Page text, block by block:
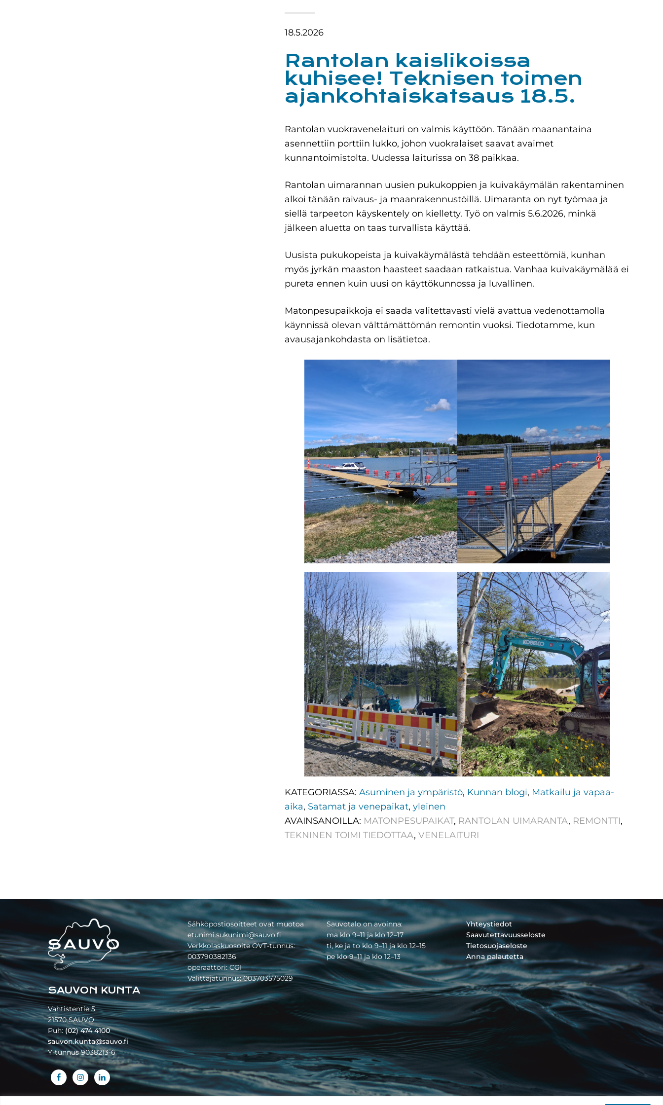
18.5.2026
Rantolan kaislikoissa
kuhisee! Teknisen toimen
ajankohtaiskatsaus 18.5.
Rantolan vuokravenelaituri on valmis käyttöön. Tänään maanantaina
asennettiin porttiin lukko, johon vuokralaiset saavat avaimet
kunnantoimistolta. Uudessa laiturissa on 38 paikkaa.
Rantolan uimarannan uusien pukukoppien ja kuivakäymälän rakentaminen
alkoi tänään raivaus- ja maanrakennustöillä. Uimaranta on nyt työmaa ja
siellä tarpeeton käyskentely on kielletty. Työ on valmis 5.6.2026, minkä
jälkeen aluetta on taas turvallista käyttää.
Uusista pukukopeista ja kuivakäymälästä tehdään esteettömiä, kunhan
myös jyrkän maaston haasteet saadaan ratkaistua. Vanhaa kuivakäymälää ei
pureta ennen kuin uusi on käyttökunnossa ja luvallinen.
Matonpesupaikkoja ei saada valitettavasti vielä avattua vedenottamolla
käynnissä olevan välttämättömän remontin vuoksi. Tiedotamme, kun
avausajankohdasta on lisätietoa.
KATEGORIASSA: Asuminen ja ympäristö, Kunnan blogi, Matkailu ja vapaa-
aika, Satamat ja venepaikat, yleinen
AVAINSANOILLA: MATONPESUPAIKAT, RANTOLAN UIMARANTA, REMONTTI,
TEKNINEN TOIMI TIEDOTTAA, VENELAITURI
SAUVON KUNTA
Vahtistentie 5
21570 SAUVO
Puh:(02) 474 4100
sauvon.kunta@sauvo.fi
Y-tunnus 9038213-6
Sähköpostiosoitteet ovat muotoa
etunimi.sukunimi@sauvo.fi
Verkkolaskuosoite OVT-tunnus:
003790382136
operaattori: CGI
Välittäjätunnus: 003703575029
Sauvotalo on avoinna:
ma klo 9–11 ja klo 12–17
ti, ke ja to klo 9–11 ja klo 12–15
pe klo 9–11 ja klo 12–13
Yhteystiedot
Saavutettavuusseloste
Tietosuojaseloste
Anna palautetta